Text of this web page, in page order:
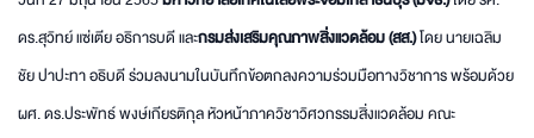
ดร.สุวิทย์ แซ่เตีย อธิการบดี และกรมส่งเสริมคุณภาพสิ่งแวดล้อม (สส.)โดย นายเฉลิม
ชัย ปาปะทา อธิบดี ร่วมลงนามในบันทึกข้อตกลงความร่วมมือทางวิชาการ พร้อมด้วย
ผศ. ดร.ประพัทธ์ พงษ์เกียรติกุล หัวหน้าภาควิชาวิศวกรรมสิ่งแวดล้อม คณะ